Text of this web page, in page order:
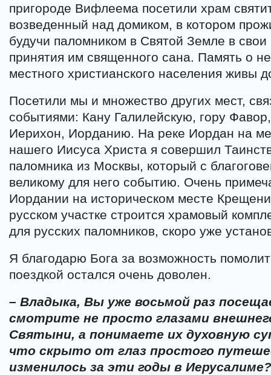
пригороде Вифлеема посетили храм
возведенный над домиком, в котором
будучи паломником в Святой Земле в
принятия им священного сана. Память о
местного христианского населения живы
Посетили мы и множество других мест,
событиями: Кану Галилейскую, гору
Иерихон, Иорданию. На реке Иордан на
нашего Иисуса Христа я совершил
паломника из Москвы, который с
великому для него событию. Очень
Иордании на историческом месте
русском участке строится храмовый
для русских паломников, скоро уже
Я благодарю Бога за возможность
поездкой остался очень доволен.
– Владыка, Вы уже восьмой раз
смотрите не просто глазами
Святыни, а понимаете их духовную
что скрыто от глаз простого
изменилось за эти годы в